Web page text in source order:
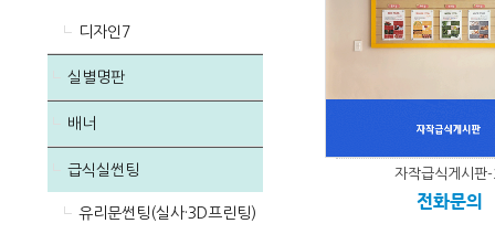
디자인7
실별명판
배너
급식실썬팅
유리문썬팅(실사·3D프린팅)
자작급식게시판
전화문의